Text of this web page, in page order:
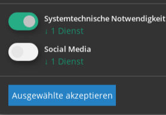
Benutzername
Passwort
Systemtechnische Notwendigkeit
↓ 1 Dienst
Social Media
↓ 1 Dienst
Ausgewählte akzeptieren